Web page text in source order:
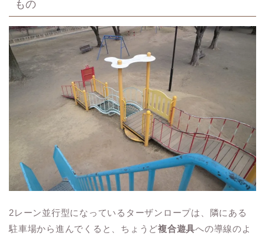
もの
2レーン並行型になっているターザンロープは、隣にある
駐車場から進んでくると、ちょうど複合遊具への導線のよ